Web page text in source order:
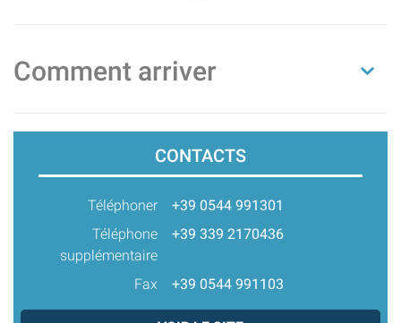
Comment arriver
CONTACTS
Téléphoner
+39 0544 991301
Téléphone
supplémentaire
+39 339 2170436
Fax +39 0544 991103